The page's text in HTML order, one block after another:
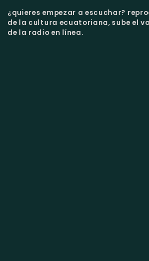
¿quieres empezar a escuchar?
de la cultura ecuatoriana, sube el
de la radio en línea.